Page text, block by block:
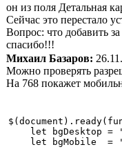
он из поля Детальная
Cейчас это перестало
Вопрос: что добавить
спасибо!!!
Михаил Базаров:
Можно проверять
На 768 покажет
let bgDesktop =
let bgMobile  =